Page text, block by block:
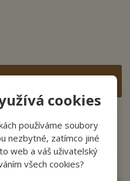
cookies
používáme soubory
nezbytné, zatímco jiné
web a váš uživatelský
všech cookies?
Sdílet